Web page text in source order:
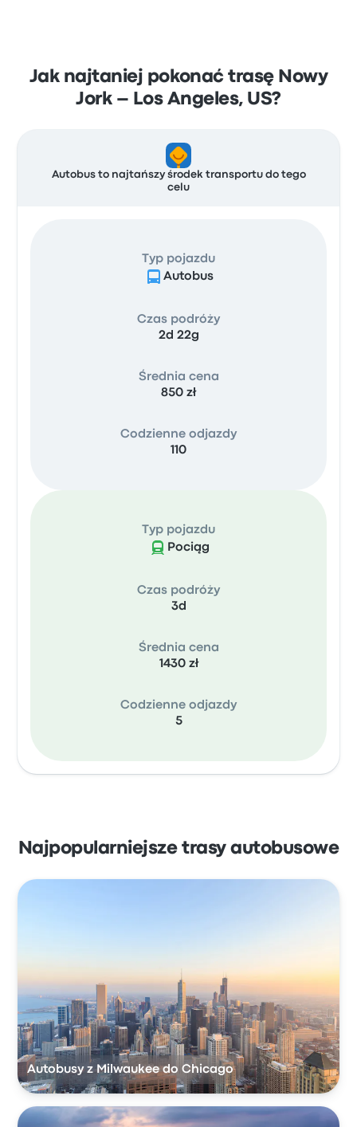
Jak najtaniej pokonać trasę Nowy
Jork – Los Angeles, US?
Autobus to najtańszy środek transportu do tego
celu
Typ pojazdu
Autobus
Czas podróży
2d 22g
Średnia cena
850 zł
Codzienne odjazdy
110
Typ pojazdu
Pociąg
Czas podróży
3d
Średnia cena
1430 zł
Codzienne odjazdy
5
Najpopularniejsze trasy autobusowe
Autobusy z Milwaukee do Chicago